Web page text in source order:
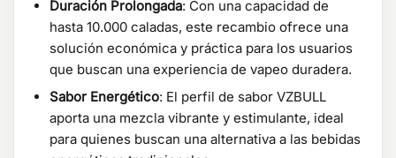
Duración Prolongada: Con una capacidad de
hasta 10.000 caladas, este recambio ofrece una
solución económica y práctica para los usuarios
que buscan una experiencia de vapeo duradera.
Sabor Energético: El perfil de sabor VZBULL
aporta una mezcla vibrante y estimulante, ideal
para quienes buscan una alternativa a las bebidas